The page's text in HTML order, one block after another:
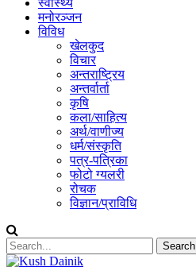
स्वास्थ्य
मनोरञ्जन
विविध
खेलकुद
विचार
अन्तराष्ट्रिय
अन्तर्वार्ता
कृषि
कला/साहित्य
अर्थ/वाणीज्य
धर्म/संस्कृति
पत्र-पत्रिका
फोटो ग्यलरी
रोचक
विज्ञान/प्राविधि